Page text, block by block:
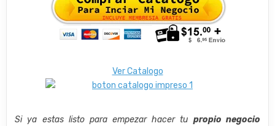
Ver Catalogo
Si ya estas listo para empezar hacer tu propio negocio